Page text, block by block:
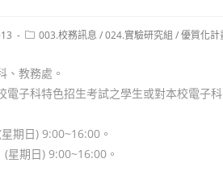
Post003.校務訊息 /024.實驗研究組 /優質化計
、教務處。
電子科特色招生考試之學生或對本校電子
期日) 9:00~16:00。
星期日) 9:00~16:00。